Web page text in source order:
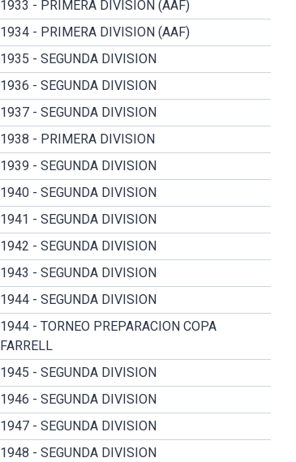
1933 - PRIMERA DIVISION (AAF)
1934 - PRIMERA DIVISION (AAF)
1935 - SEGUNDA DIVISION
1936 - SEGUNDA DIVISION
1937 - SEGUNDA DIVISION
1938 - PRIMERA DIVISION
1939 - SEGUNDA DIVISION
1940 - SEGUNDA DIVISION
1941 - SEGUNDA DIVISION
1942 - SEGUNDA DIVISION
1943 - SEGUNDA DIVISION
1944 - SEGUNDA DIVISION
1944 - TORNEO PREPARACION COPA
FARRELL
1945 - SEGUNDA DIVISION
1946 - SEGUNDA DIVISION
1947 - SEGUNDA DIVISION
1948 - SEGUNDA DIVISION